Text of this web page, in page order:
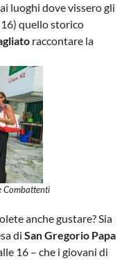
luoghi dove vissero gli
quello storico
raccontare la
Combattenti
anche gustare? Sia
di San Gregorio Papa
16 – che i giovani di